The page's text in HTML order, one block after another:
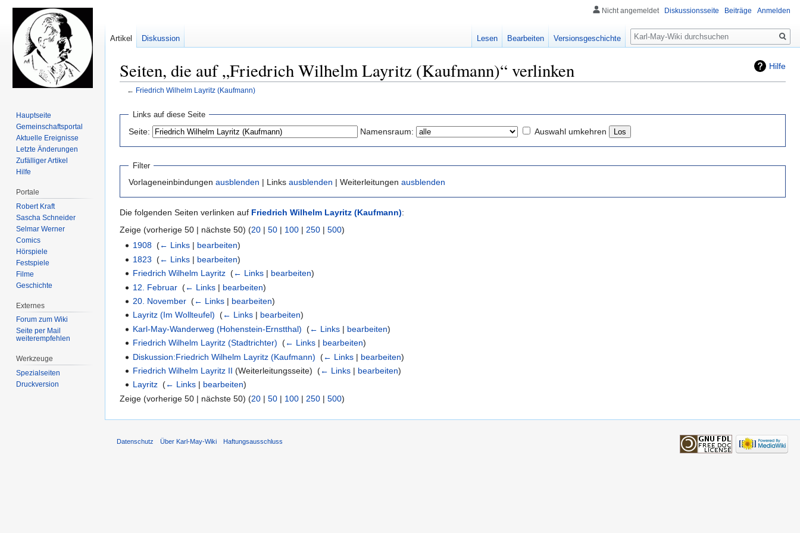
Hilfe
Seiten, die auf „Friedrich Wilhelm Layritz (Kaufmann)“ verlinken
← Friedrich Wilhelm Layritz (Kaufmann)
Navigation
springen
springen
Links auf diese Seite
Seite: Namensraum: Auswahl umkehren
Filter
Vorlageneinbindungen ausblenden | Links ausblenden | Weiterleitungen ausblenden
Die folgenden Seiten verlinken auf Friedrich Wilhelm Layritz (Kaufmann):
Zeige (vorherige 50 | nächste 50) (20 | 50 | 100 | 250 | 500)
1908 ‎(← Links | bearbeiten)
1823 ‎(← Links | bearbeiten)
Friedrich Wilhelm Layritz ‎(← Links | bearbeiten)
12. Februar ‎(← Links | bearbeiten)
20. November ‎(← Links | bearbeiten)
Layritz (Im Wollteufel) ‎(← Links | bearbeiten)
Karl-May-Wanderweg (Hohenstein-Ernstthal) ‎(← Links | bearbeiten)
Friedrich Wilhelm Layritz (Stadtrichter) ‎(← Links | bearbeiten)
Diskussion:Friedrich Wilhelm Layritz (Kaufmann) ‎(← Links | bearbeiten)
Friedrich Wilhelm Layritz II (Weiterleitungsseite) ‎(← Links | bearbeiten)
Layritz ‎(← Links | bearbeiten)
Zeige (vorherige 50 | nächste 50) (20 | 50 | 100 | 250 | 500)
Nicht angemeldet Diskussionsseite Beiträge Anmelden
Artikel Diskussion Lesen Bearbeiten Versionsgeschichte
Suche
Hauptseite
Gemeinschafts­portal
Aktuelle Ereignisse
Letzte Änderungen
Zufälliger Artikel
Hilfe
Portale
Robert Kraft
Sascha Schneider
Selmar Werner
Comics
Hörspiele
Festspiele
Filme
Geschichte
Externes
Forum zum Wiki
Seite per Mail
weiterempfehlen
Werkzeuge
Spezialseiten
Druckversion
Datenschutz Über Karl-May-Wiki Haftungsausschluss